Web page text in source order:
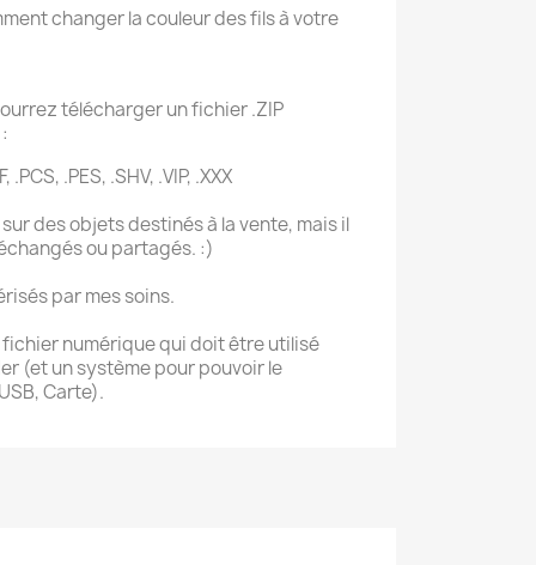
changer la couleur des fils à votre
télécharger un fichier .ZIP
.PCS, .PES, .SHV, .VIP, .XXX
des objets destinés à la vente, mais il
ou partagés. :)
par mes soins.
fichier numérique qui doit être utilisé
(et un système pour pouvoir le
Carte).